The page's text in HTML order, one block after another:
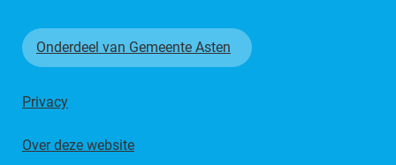
Onderdeel van Gemeente Asten
Privacy
Over deze website